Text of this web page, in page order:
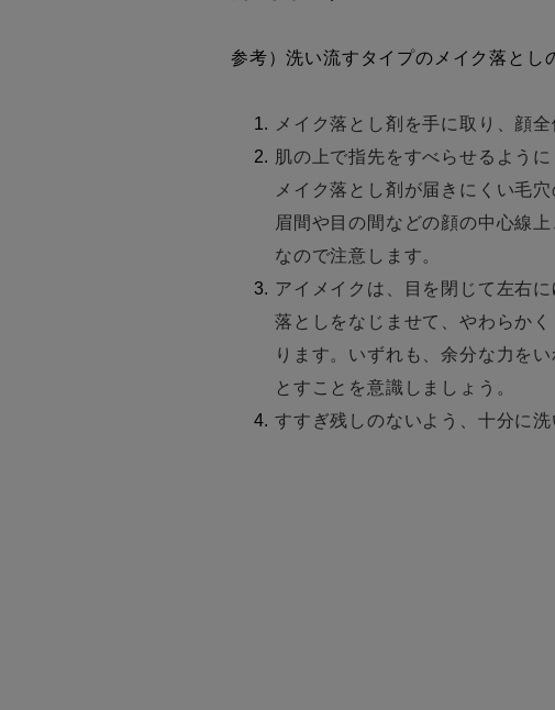
参考）洗い流すタイプのメイク落とし
メイク落とし剤を手に取り、顔全
肌の上で指先をすべらせるよう
メイク落とし剤が届きにくい毛
眉間や目の間などの顔の中心線
なので注意します。
アイメイクは、目を閉じて左右
落としをなじませて、やわらか
ります。いずれも、余分な力を
とすことを意識しましょう。
すすぎ残しのないよう、十分に洗